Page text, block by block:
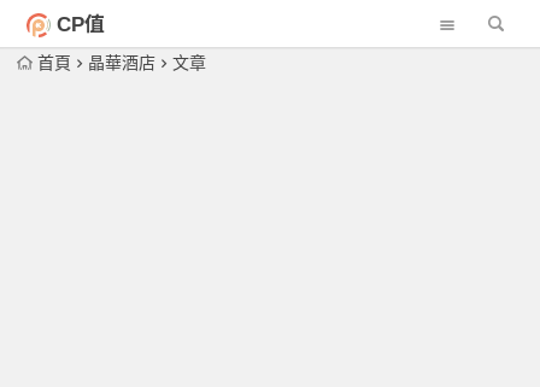
CP值
首頁 晶華酒店 文章